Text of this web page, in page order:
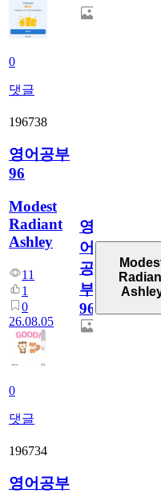
0
댓글
196738
영어공부
96
Modest
Radiant
Ashley
11
1
0
26.08.05
0
댓글
영
어
공
부
96
196734
영어공부